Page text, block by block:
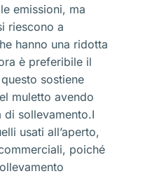
emissioni, ma
riescono a
hanno una ridotta
è preferibile il
sostiene
muletto avendo
sollevamento.I
usati all’aperto,
poiché